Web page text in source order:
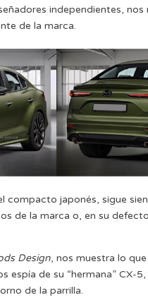
independientes,
de la marca.
compacto japonés, sigue
de la marca o, en su
Design, nos muestra lo
espía de su “hermana” CX-
de la parrilla.